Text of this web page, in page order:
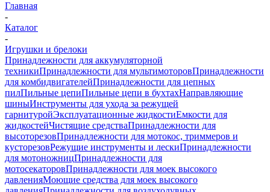
Главная
-
Каталог
-
Игрушки и брелоки
Принадлежности для аккумуляторной
техникиПринадлежности для мультимоторовПринадлежности
для комбидвигателейПринадлежности для цепных
пилПильные цепиПильные цепи в бухтахНаправляющие
шиныИнструменты для ухода за режущей
гарнитуройЭксплуатационные жидкостиЕмкости для
жидкостейЧистящие средстваПринадлежности для
высоторезовПринадлежности для мотокос, триммеров и
кусторезовРежущие инструменты и лескиПринадлежности
для мотоножницПринадлежности для
мотосекаторовПринадлежности для моек высокого
давленияМоющие средства для моек высокого